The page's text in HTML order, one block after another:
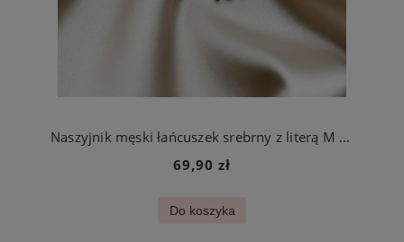
Naszyjnik męski łańcuszek srebrny z literą M ze stali szlachetnej
69,90 zł
Do koszyka